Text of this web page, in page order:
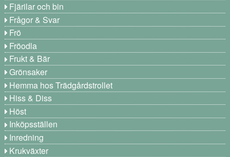
Fjärilar och bin
Frågor & Svar
Frö
Fröodla
Frukt & Bär
Grönsaker
Hemma hos Trädgårdstrollet
Hiss & Diss
Höst
Inköpsställen
Inredning
Krukväxter